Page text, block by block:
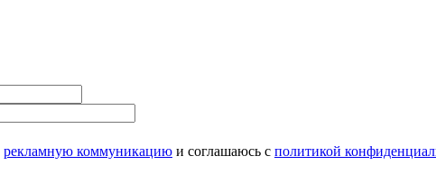
рекламную коммуникацию и соглашаюсь с политикой